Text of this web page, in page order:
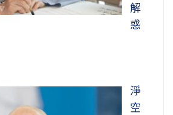
解
惑
淨
空